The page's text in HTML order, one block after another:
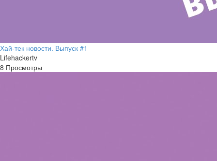
Хай-тек новости. Выпуск #1
Lifehackertv
8 Просмотры